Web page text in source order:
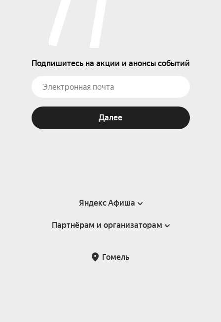
Подпишитесь на акции и анонсы событий
Далее
Яндекс Афиша
Справка
Партнёрам и организаторам
Гомель